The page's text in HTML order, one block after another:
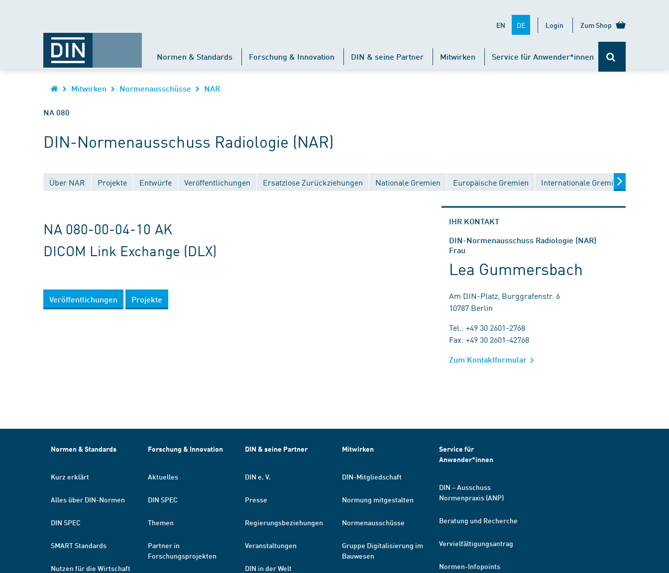
EN DE Login Zum Shop
Normen & Standards Forschung & Innovation DIN & seine Partner Mitwirken Service für Anwender*innen
Mitwirken Normenausschüsse NAR
NA 080
DIN-Normenausschuss Radiologie (NAR)
Über NAR Projekte Entwürfe Veröffentlichungen Ersatzlose Zurückziehungen Nationale Gremien Europäische Gremien Internationale Gremien
NA 080-00-04-10 AK
DICOM Link Exchange (DLX)
Veröffentlichungen Projekte
IHR KONTAKT
DIN-Normenausschuss Radiologie (NAR)
Frau
Lea Gummersbach
Am DIN-Platz, Burggrafenstr. 6
10787 Berlin
Tel.: +49 30 2601-2768
Fax: +49 30 2601-42768
Zum Kontaktformular
Normen & Standards
Kurz erklärt
Alles über DIN-Normen
DIN SPEC
SMART Standards
Nutzen für die Wirtschaft
Forschung & Innovation
Aktuelles
DIN SPEC
Themen
Partner in
Forschungsprojekten
DIN & seine Partner
DIN e. V.
Presse
Regierungsbeziehungen
Veranstaltungen
DIN in der Welt
Mitwirken
DIN-Mitgliedschaft
Normung mitgestalten
Normenausschüsse
Gruppe Digitalisierung im
Bauwesen
Service für
Anwender*innen
DIN – Ausschuss
Normenpraxis (ANP)
Beratung und Recherche
Vervielfältigungsantrag
Normen-Infopoints